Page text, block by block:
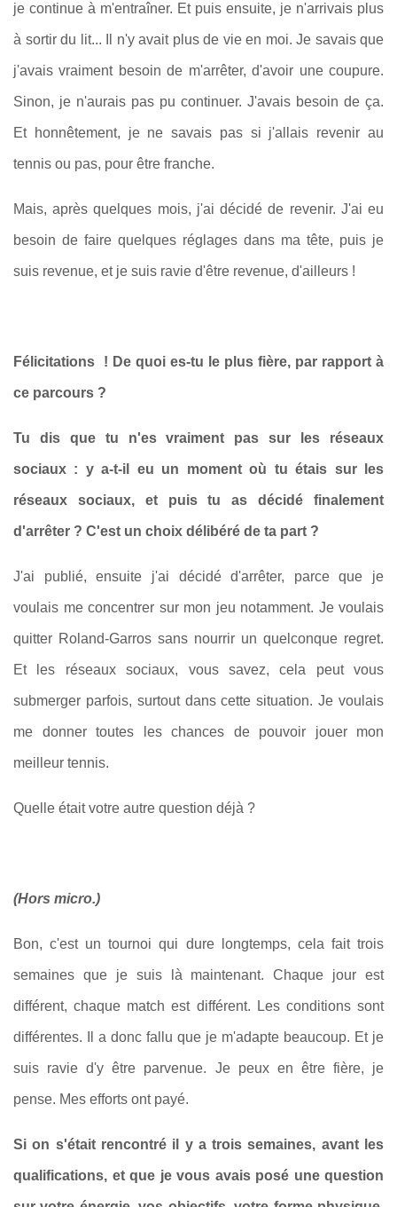
je continue à m'entraîner. Et puis ensuite, je n'arrivais plus
à sortir du lit... Il n'y avait plus de vie en moi. Je savais que
j'avais vraiment besoin de m'arrêter, d'avoir une coupure.
Sinon, je n'aurais pas pu continuer. J'avais besoin de ça.
Et honnêtement, je ne savais pas si j'allais revenir au
tennis ou pas, pour être franche.
Mais, après quelques mois, j'ai décidé de revenir. J'ai eu
besoin de faire quelques réglages dans ma tête, puis je
suis revenue, et je suis ravie d'être revenue, d'ailleurs !
Félicitations ! De quoi es-tu le plus fière, par rapport à
ce parcours ?
Tu dis que tu n'es vraiment pas sur les réseaux
sociaux : y a-t-il eu un moment où tu étais sur les
réseaux sociaux, et puis tu as décidé finalement
d'arrêter ? C'est un choix délibéré de ta part ?
J'ai publié, ensuite j'ai décidé d'arrêter, parce que je
voulais me concentrer sur mon jeu notamment. Je voulais
quitter Roland-Garros sans nourrir un quelconque regret.
Et les réseaux sociaux, vous savez, cela peut vous
submerger parfois, surtout dans cette situation. Je voulais
me donner toutes les chances de pouvoir jouer mon
meilleur tennis.
Quelle était votre autre question déjà ?
(Hors micro.)
Bon, c'est un tournoi qui dure longtemps, cela fait trois
semaines que je suis là maintenant. Chaque jour est
différent, chaque match est différent. Les conditions sont
différentes. Il a donc fallu que je m'adapte beaucoup. Et je
suis ravie d'y être parvenue. Je peux en être fière, je
pense. Mes efforts ont payé.
Si on s'était rencontré il y a trois semaines, avant les
qualifications, et que je vous avais posé une question